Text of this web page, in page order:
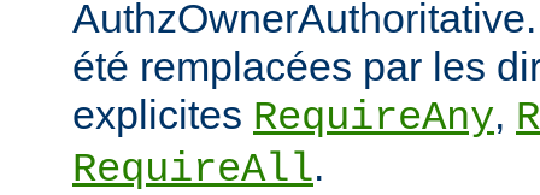
été remplacées par les
explicites RequireAny,
RequireAll.